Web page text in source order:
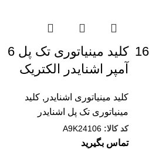
کلید مينياتوری تک پل 16
کلید مينياتوری تک پل 6
آمپر اشنایدر الکتریک
کلید مينياتوری اشنایدر , کلید
مینیاتوری تک پل اشنایدر
کد کالا: A9K24106
تماس بگیرید